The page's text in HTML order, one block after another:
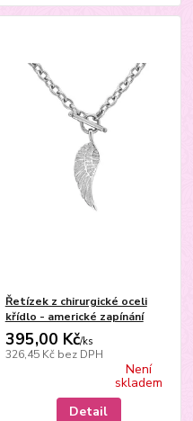
Řetízek z chirurgické oceli
křídlo - americké zapínání
395,00 Kč/ks
326,45 Kč bez DPH
Není
skladem
Detail